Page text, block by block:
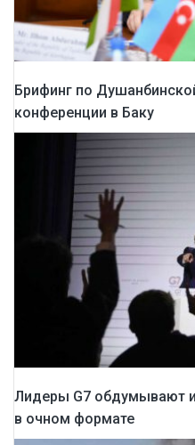
Брифинг по
конференции в Баку
Лидеры G7 обдумывают
в очном формате